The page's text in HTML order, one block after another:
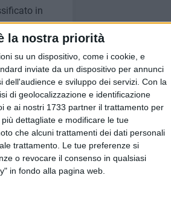
la nostra priorità
su un dispositivo, come i cookie, e
inviate da un dispositivo per annunci
e sviluppo dei servizi. Con la
di geolocalizzazione e identificazione
e ai nostri 1733 partner il trattamento per
dettagliate e modificare le tue
che alcuni trattamenti dei dati personali
trattamento. Le tue preferenze si
o revocare il consenso in qualsiasi
in fondo alla pagina web.
in
ha favorito il
Puglia
acquisto di
trovano ad
maltempo a
più
la migliore
per la